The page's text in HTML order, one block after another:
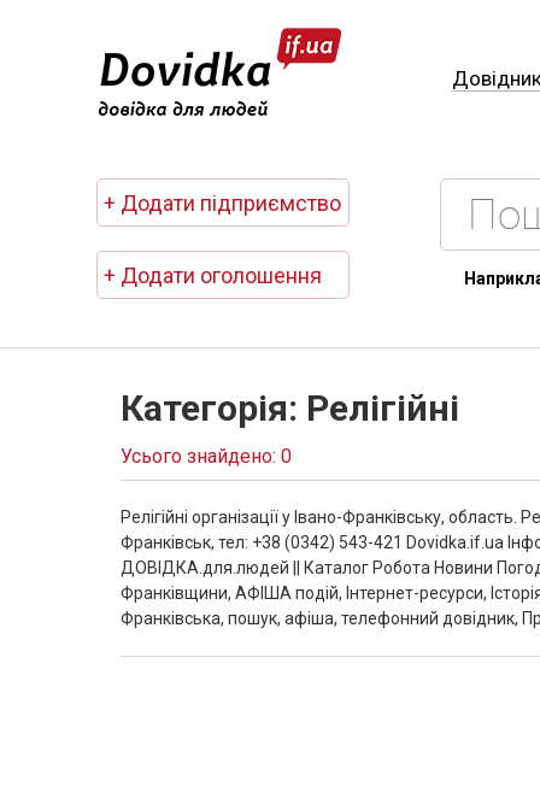
+ Додати підприємство
+ Додати оголошення
Категорія: Релігійні
Усього знайдено: 0
Релігійні організації у Івано-Франківську,
Франківськ, тел: +38 (0342) 543-421 Dovidka.if.ua
ДОВІДКА.для.людей || Каталог Робота Новини
Франківщини, АФІША подій, Інтернет-ресурси,
Франківська, пошук, афіша, телефонний довідник,